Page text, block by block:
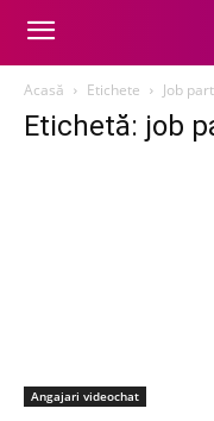
Acasă Etichete Job
Etichetă: job
Angajari videochat